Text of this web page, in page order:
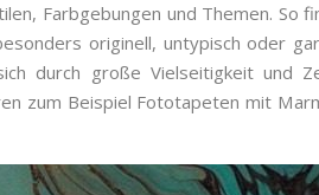
Farbgebungen und Themen. So
originell, untypisch oder
durch große Vielseitigkeit und
zum Beispiel Fototapeten mit